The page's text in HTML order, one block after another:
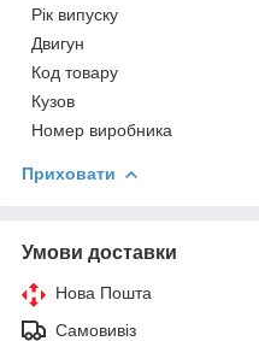
Рік випуску
Двигун
Код товару
Кузов
Номер виробника
Приховати
Умови доставки
Нова Пошта
Самовивіз